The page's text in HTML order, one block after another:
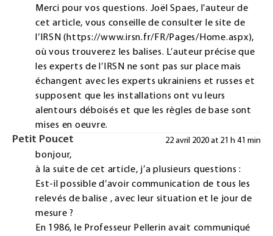
Merci pour vos questions. Joël Spaes, l’auteur de
cet article, vous conseille de consulter le site de
l’IRSN (https://www.irsn.fr/FR/Pages/Home.aspx),
où vous trouverez les balises. L’auteur précise que
les experts de l’IRSN ne sont pas sur place mais
échangent avec les experts ukrainiens et russes et
supposent que les installations ont vu leurs
alentours déboisés et que les règles de base sont
mises en oeuvre.
Petit Poucet 22 avril 2020 at 21 h 41 min
bonjour,
à la suite de cet article, j’a plusieurs questions :
Est-il possible d’avoir communication de tous les
relevés de balise , avec leur situation et le jour de
mesure ?
En 1986, le Professeur Pellerin avait communiqué